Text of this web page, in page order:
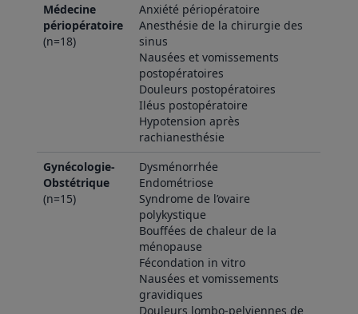
Médecine
périopératoire
(n=18)
Anxiété périopératoire
Anesthésie de la chirurgie des
sinus
Nausées et vomissements
postopératoires
Douleurs postopératoires
Iléus postopératoire
Hypotension après
rachianesthésie
Gynécologie-
Obstétrique
(n=15)
Dysménorrhée
Endométriose
Syndrome de l’ovaire
polykystique
Bouffées de chaleur de la
ménopause
Fécondation in vitro
Nausées et vomissements
gravidiques
Douleurs lombo-pelviennes de